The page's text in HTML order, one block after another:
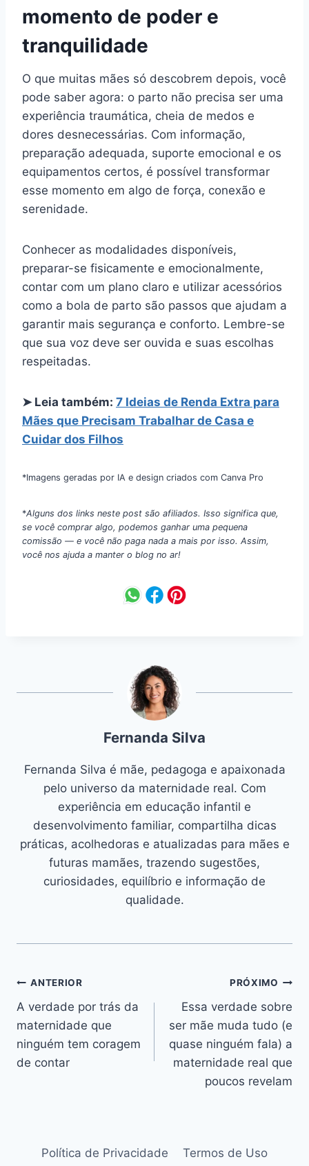
momento de poder e
tranquilidade
O que muitas mães só descobrem depois, você
pode saber agora: o parto não precisa ser uma
experiência traumática, cheia de medos e
dores desnecessárias. Com informação,
preparação adequada, suporte emocional e os
equipamentos certos, é possível transformar
esse momento em algo de força, conexão e
serenidade.
Conhecer as modalidades disponíveis,
preparar-se fisicamente e emocionalmente,
contar com um plano claro e utilizar acessórios
como a bola de parto são passos que ajudam a
garantir mais segurança e conforto. Lembre-se
que sua voz deve ser ouvida e suas escolhas
respeitadas.
➤ Leia também: 7 Ideias de Renda Extra para
Mães que Precisam Trabalhar de Casa e
Cuidar dos Filhos
*Imagens geradas por IA e design criados com Canva Pro
*Alguns dos links neste post são afiliados. Isso significa que,
se você comprar algo, podemos ganhar uma pequena
comissão — e você não paga nada a mais por isso. Assim,
você nos ajuda a manter o blog no ar!
Fernanda Silva
Fernanda Silva é mãe, pedagoga e apaixonada
pelo universo da maternidade real. Com
experiência em educação infantil e
desenvolvimento familiar, compartilha dicas
práticas, acolhedoras e atualizadas para mães e
futuras mamães, trazendo sugestões,
curiosidades, equilíbrio e informação de
qualidade.
Navegação
de
Post
ANTERIOR
A verdade por trás da
maternidade que
ninguém tem coragem
de contar
PRÓXIMO
Essa verdade sobre
ser mãe muda tudo (e
quase ninguém fala) a
maternidade real que
poucos revelam
Política de Privacidade Termos de Uso